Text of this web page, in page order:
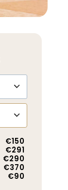
€150
€291
€290
€370
€90